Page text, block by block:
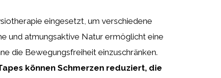
eingesetzt, um verschiedene
und atmungsaktive Natur ermöglicht eine
die Bewegungsfreiheit einzuschränken.
können Schmerzen reduziert, die